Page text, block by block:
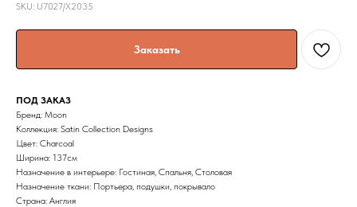
SKU: U7027/X2035
Заказать
ПОД ЗАКАЗ
Бренд: Moon
Коллекция: Satin Collection Designs
Цвет: Charcoal
Ширина: 137cм
Назначение в интерьере: Гостиная, Спальня, Столовая
Назначение ткани: Портьера, подушки, покрывало
Страна: Англия